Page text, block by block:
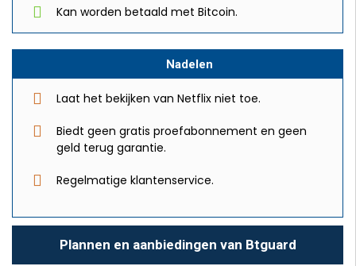
Kan worden betaald met Bitcoin.
Nadelen
Laat het bekijken van Netflix niet toe.
Biedt geen gratis proefabonnement en geen
geld terug garantie.
Regelmatige klantenservice.
Plannen en aanbiedingen van Btguard